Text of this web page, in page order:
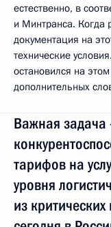
естественно, в
и Минтранса. Когда
документация на
технические
остановился на
дополнительных
Важная задача
тарифов на
уровня
из